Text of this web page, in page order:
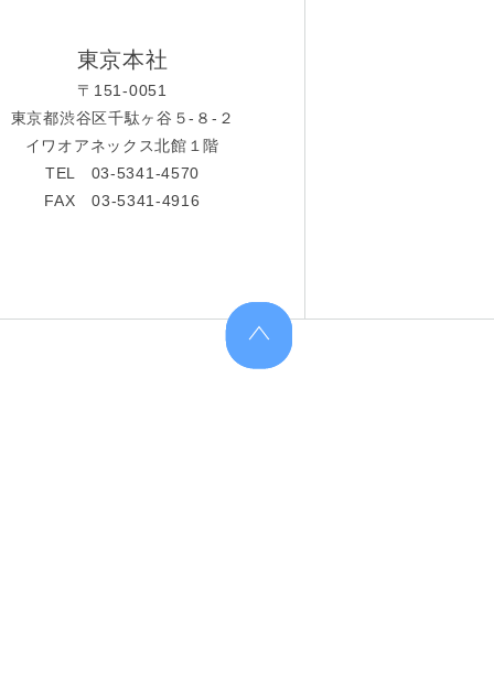
東京本社
〒151-0051
東京都渋谷区千駄ヶ谷５-８-２
イワオアネックス北館１階
TEL 03-5341-4570
FAX 03-5341-4916